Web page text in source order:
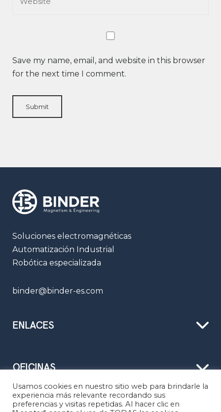
Save my name, email, and website in this browser
for the next time I comment.
Soluciones electromagnéticas
Automatización Industrial
Robótica especializada
binder@binder-es.com
ENLACES
OFICINAS
Usamos cookies en nuestro sitio web para brindarle la
experiencia más relevante recordando sus
preferencias y visitas repetidas. Al hacer clic en